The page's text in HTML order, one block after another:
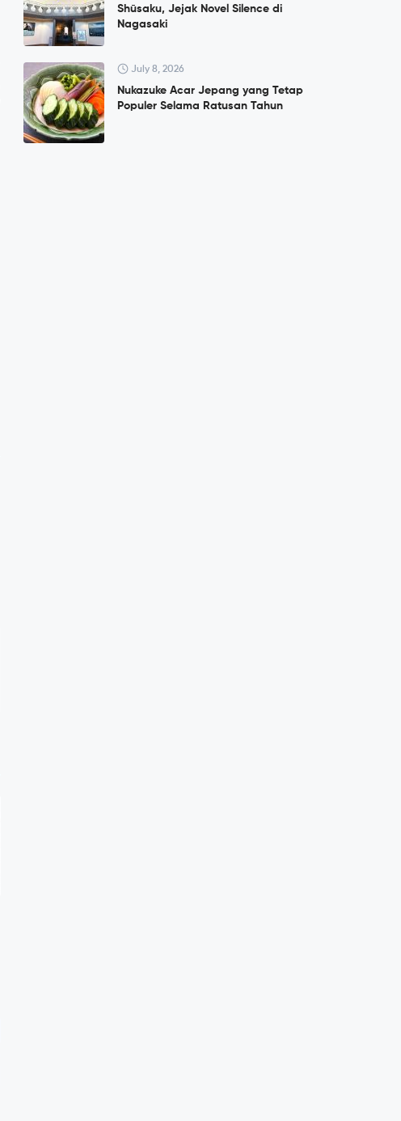
Shūsaku, Jejak Novel Silence di
Nagasaki
July 8, 2026
Nukazuke Acar Jepang yang Tetap
Populer Selama Ratusan Tahun